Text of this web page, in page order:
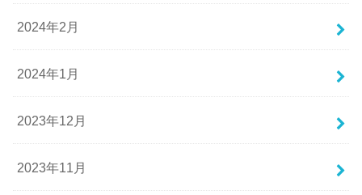
2024年2月
2024年1月
2023年12月
2023年11月